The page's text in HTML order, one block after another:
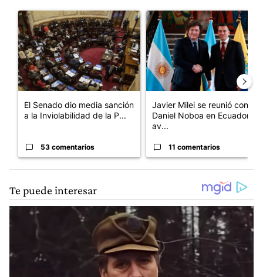
Un artículo de tendencia con el título "El Senado dio media
El Senado dio media sanción
a la Inviolabilidad de la P...
53 comentarios
Un artículo de tendencia con
Javier Milei se reunió con
Daniel Noboa en Ecuador y
av...
11 comentarios